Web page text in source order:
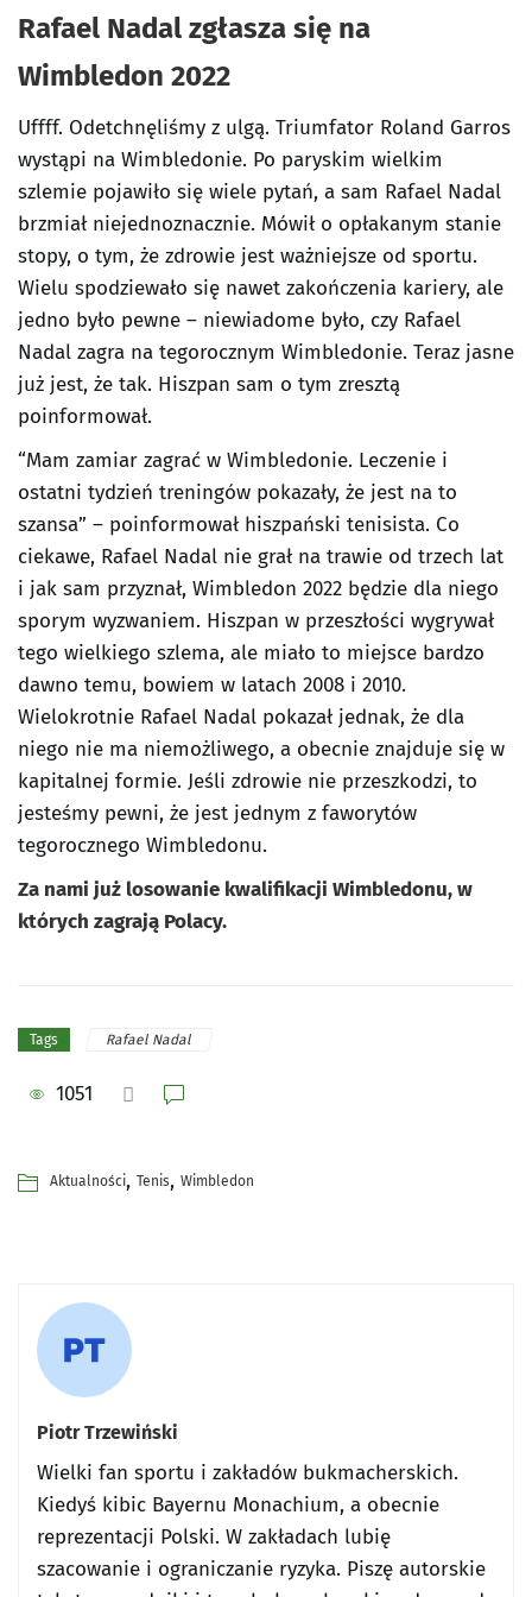
Rafael Nadal zgłasza się na
Wimbledon 2022
Uffff. Odetchnęliśmy z ulgą. Triumfator Roland Garros
wystąpi na Wimbledonie. Po paryskim wielkim
szlemie pojawiło się wiele pytań, a sam Rafael Nadal
brzmiał niejednoznacznie. Mówił o opłakanym stanie
stopy, o tym, że zdrowie jest ważniejsze od sportu.
Wielu spodziewało się nawet zakończenia kariery, ale
jedno było pewne – niewiadome było, czy Rafael
Nadal zagra na tegorocznym Wimbledonie. Teraz jasne
już jest, że tak. Hiszpan sam o tym zresztą
poinformował.
“Mam zamiar zagrać w Wimbledonie. Leczenie i
ostatni tydzień treningów pokazały, że jest na to
szansa” – poinformował hiszpański tenisista. Co
ciekawe, Rafael Nadal nie grał na trawie od trzech lat
i jak sam przyznał, Wimbledon 2022 będzie dla niego
sporym wyzwaniem. Hiszpan w przeszłości wygrywał
tego wielkiego szlema, ale miało to miejsce bardzo
dawno temu, bowiem w latach 2008 i 2010.
Wielokrotnie Rafael Nadal pokazał jednak, że dla
niego nie ma niemożliwego, a obecnie znajduje się w
kapitalnej formie. Jeśli zdrowie nie przeszkodzi, to
jesteśmy pewni, że jest jednym z faworytów
tegorocznego Wimbledonu.
Za nami już losowanie kwalifikacji Wimbledonu, w
których zagrają Polacy.
Tags Rafael Nadal
1051
Aktualności, Tenis, Wimbledon
Piotr Trzewiński
Wielki fan sportu i zakładów bukmacherskich.
Kiedyś kibic Bayernu Monachium, a obecnie
reprezentacji Polski. W zakładach lubię
szacowanie i ograniczanie ryzyka. Piszę autorskie